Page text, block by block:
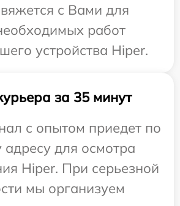
с Вами для
работ
устройства Hiper.
за 35 минут
с опытом приедет по
для осмотра
Hiper. При серьезной
мы организуем